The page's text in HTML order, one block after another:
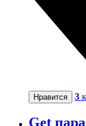
Нравится 3
Get